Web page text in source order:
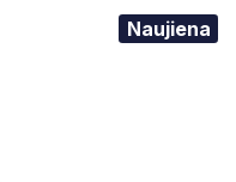
Naujiena